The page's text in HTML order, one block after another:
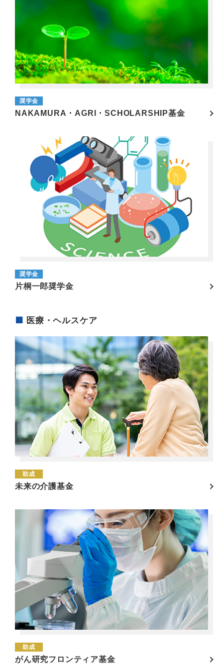
奨学金
NAKAMURA・AGRI・SCHOLARSHIP基金
奨学金
片桐一郎奨学金
医療・ヘルスケア
助成
未来の介護基金
助成
がん研究フロンティア基金